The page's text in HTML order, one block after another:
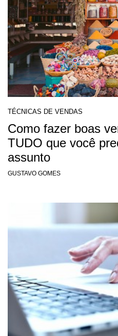
TÉCNICAS DE VENDAS
Como fazer boas
TUDO que você
assunto
GUSTAVO GOMES